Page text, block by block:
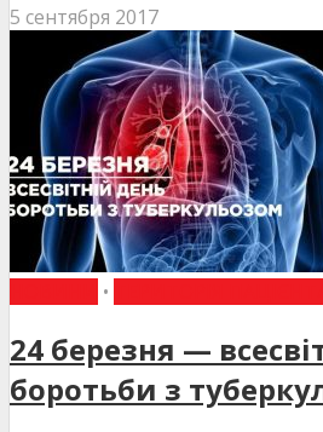
5 сентября 2017
•
24 березня —
боротьби з